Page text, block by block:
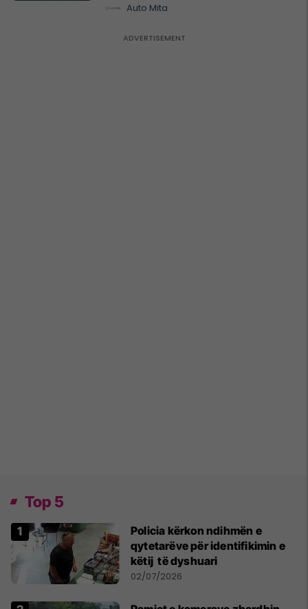
Auto Mita
Top 5
Policia kërkon ndihmën e
qytetarëve për identifikimin e
këtij të dyshuari
02/07/2026